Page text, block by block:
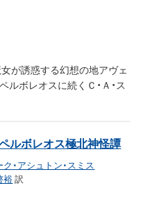
が誘惑する幻想の地アヴェ
ルボレオスに続くＣ・Ａ・ス
ルボレオス極北神怪譚
・アシュトン・スミス
裕訳